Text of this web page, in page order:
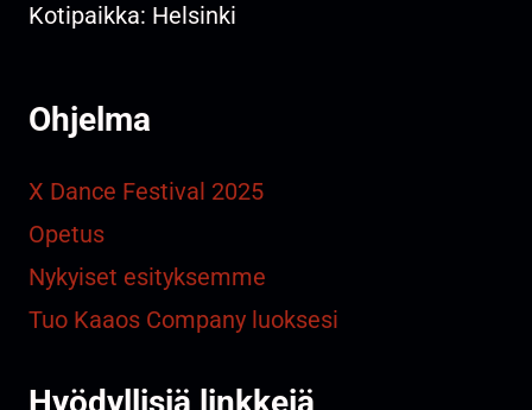
Kotipaikka: Helsinki
Ohjelma
X Dance Festival 2025
Opetus
Nykyiset esityksemme
Tuo Kaaos Company luoksesi